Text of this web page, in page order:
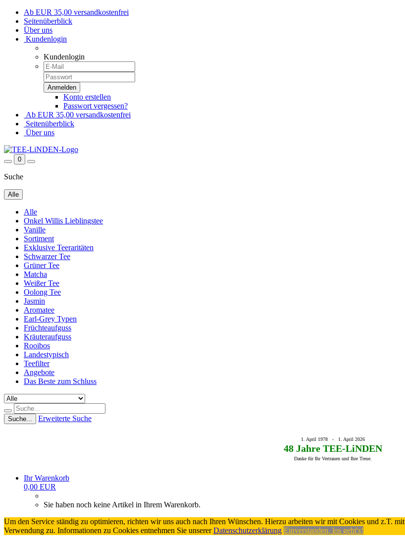
Ab EUR 35,00 versandkostenfrei
Seitenüberblick
Über uns
Kundenlogin
Kundenlogin
Konto erstellen
Passwort vergessen?
Ab EUR 35,00 versandkostenfrei
Seitenüberblick
Über uns
0
Suche
Alle
Alle
Onkel Willis Lieblingstee
Vanille
Sortiment
Exklusive Teeraritäten
Schwarzer Tee
Grüner Tee
Matcha
Weißer Tee
Oolong Tee
Jasmin
Aromatee
Earl-Grey Typen
Früchteaufguss
Kräuteraufguss
Rooibos
Landestypisch
Teefilter
Angebote
Das Beste zum Schluss
Suche... Erweiterte Suche
1. April 1978 - 1. April 2026
48 Jahre TEE-LiNDEN
Danke für Ihr Vertrauen und Ihre Treue.
Ihr Warenkorb
0,00 EUR
Sie haben noch keine Artikel in Ihrem Warenkorb.
Um den Service ständig zu optimieren, richten wir uns auch nach Ihren Wünschen. Hierzu arbeiten wir mit Cookies und z.T.
Verwendung zu. Informationen zu Cookies entnehmen Sie unsererDatenschutzerklärung Einverstanden, los geht's!